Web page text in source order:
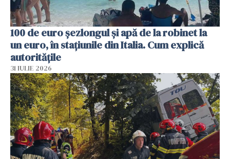
100 de euro șezlongul și apă de la robinet la
un euro, în stațiunile din Italia. Cum explică
autoritățile
31 IULIE 2026